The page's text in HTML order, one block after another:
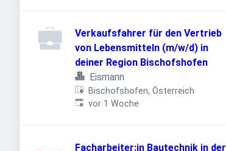
Verkaufsfahrer für den Vertrieb
von Lebensmitteln (m/w/d) in
deiner Region Bischofshofen
Eismann
Bischofshofen, Österreich
Veröffentlicht:
vor 1 Woche
Facharbeiter:in Bautechnik in der